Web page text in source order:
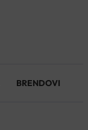
BRENDOVI